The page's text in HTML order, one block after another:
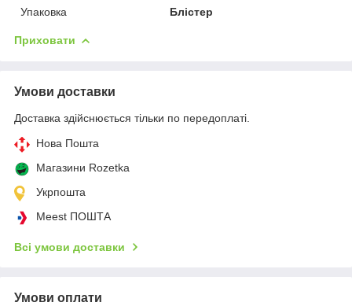
Упаковка
Блістер
Приховати
Умови доставки
Доставка здійснюється тільки по передоплаті.
Нова Пошта
Магазини Rozetka
Укрпошта
Meest ПОШТА
Всі умови доставки
Умови оплати